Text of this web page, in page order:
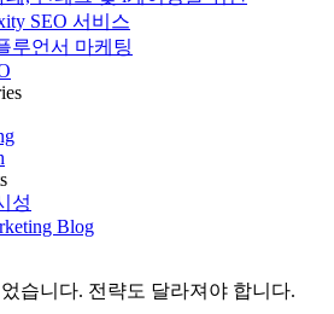
SEO 서비스
루언서 마케팅
성
Blog
습니다. 전략도 달라져야 합니다.